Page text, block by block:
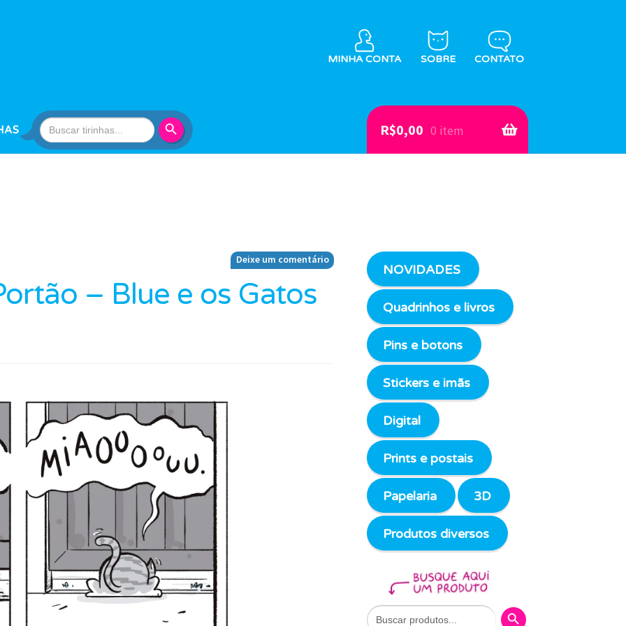
MINHA CONTA SOBRE CONTATO
Search
for:
R$0,00 0 item
Deixe um comentário
– Blue e os Gatos
NOVIDADES
Quadrinhos e livros
Pins e botons
Stickers e imãs
Digital
Prints e postais
Papelaria 3D
Produtos diversos
Search
for:
Search Button